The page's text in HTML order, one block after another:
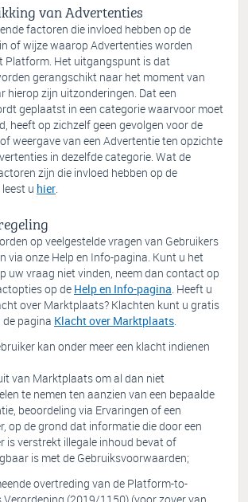
van Advertenties
factoren die invloed hebben op de
of wijze waarop Advertenties worden
Platform. Het uitgangspunt is dat
gerangschikt naar het moment van
hierop zijn uitzonderingen. Dat een
geplaatst in een categorie waarvoor moet
heeft op zichzelf geen gevolgen voor de
weergave van een Advertentie ten opzichte
in dezelfde categorie. Wat de
zijn die invloed hebben op de
u hier.
op veelgestelde vragen van Gebruikers
via onze Help en Info-pagina. Kunt u het
uw vraag niet vinden, neem dan contact op
op de Help en Info-pagina. Heeft u
over Marktplaats? Klachten kunt u gratis
de pagina Klacht over Marktplaats.
kan onder meer een klacht indienen
van Marktplaats om al dan niet
te nemen ten aanzien van een bepaalde
beoordeling via Ervaringen of een
op de grond dat informatie die door een
is verstrekt illegale inhoud bevat of
is met de Gebruiksvoorwaarden;
overtreding van de Platform-to-